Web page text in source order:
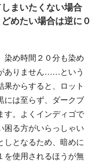
まいたくない場合
めたい場合は逆に０
染め時間２０分も染め
ありません……という
からすると、ロット
には至らず、ダークブ
す。よくインディゴで
困る方がいらっしゃい
しとなるため、暗めに
を使用されるほうが無